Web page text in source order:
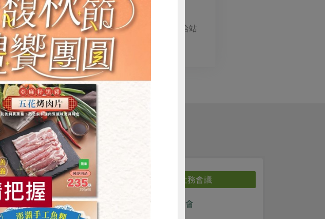
委員會、組織課的相關事宜。歡迎社員參加，請洽站
社務會議
08中壢站地區營
議
社務會議
三葉九月區會
雞蛋 食安 共同購買